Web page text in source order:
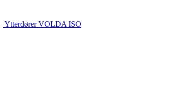
YtterdørerVOLDA ISO